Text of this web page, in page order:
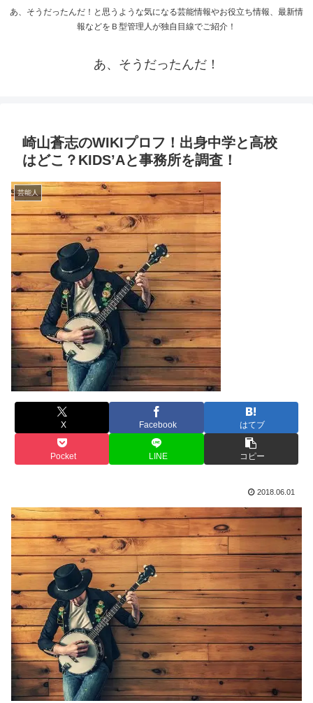
あ、そうだったんだ！と思うような気になる芸能情報やお役立ち情報、最新情
報などをＢ型管理人が独自目線でご紹介！
あ、そうだったんだ！
崎山蒼志のWIKIプロフ！出身中学と高校
はどこ？KIDS’Aと事務所を調査！
芸能人
X Facebook はてブ
Pocket LINE コピー
2018.06.01